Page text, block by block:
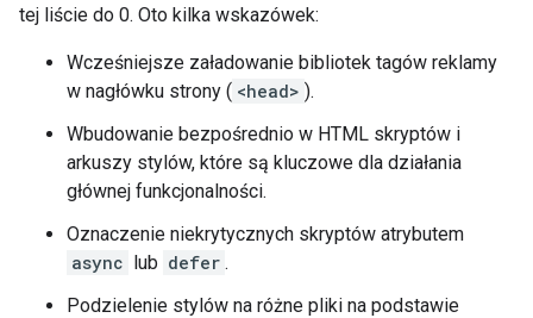
tej liście do 0. Oto kilka wskazówek:
Wcześniejsze załadowanie bibliotek tagów reklamy
w nagłówku strony ( <head> ).
Wbudowanie bezpośrednio w HTML skryptów i
arkuszy stylów, które są kluczowe dla działania
głównej funkcjonalności.
Oznaczenie niekrytycznych skryptów atrybutem
async lub defer .
Podzielenie stylów na różne pliki na podstawie